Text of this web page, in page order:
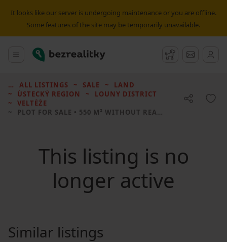
It looks like our server is undergoing maintenance or you are offline.
Some features of the site may be temporarily unavailable.
Main menu
Bezrealitky Watchdog
ALL LISTINGS SALE
LAND
ÚSTECKÝ REGION
LOUNY DISTRICT
VELTĚŽE
PLOT FOR SALE • 550 M² WITHOUT REAL ESTATE
This listing is no
longer active
Similar listings